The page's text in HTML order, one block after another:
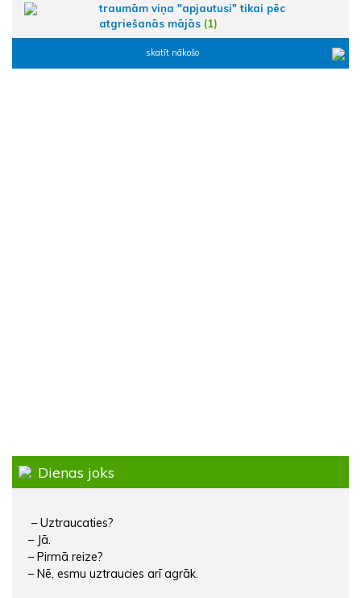
traumām viņa "apjautusi" tikai pēc
atgriešanās mājās (1)
skatīt nākošo
Dienas joks
– Uztraucaties?
– Jā.
– Pirmā reize?
– Nē, esmu uztraucies arī agrāk.